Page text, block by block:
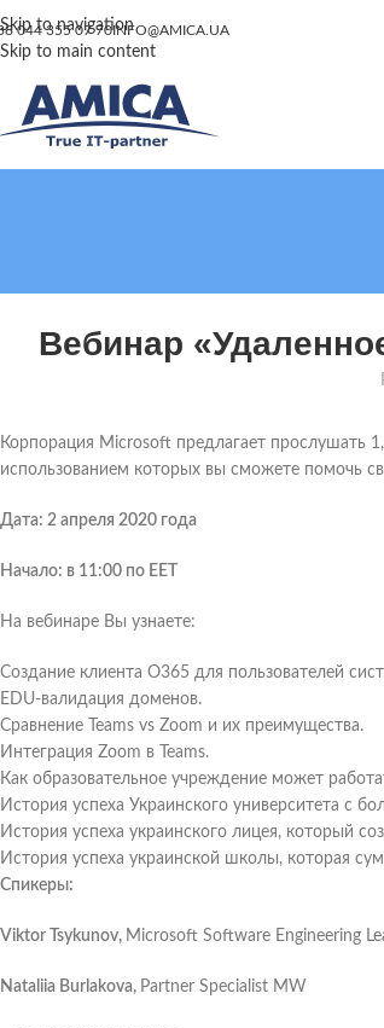
Skip to navigation
Skip to main content
044 355 07 70INFO@AMICA.UA
Вебинар
Корпорация Microsoft предлагает прослушать
использованием которых вы сможете помочь
Дата: 2 апреля 2020 года
Начало: в 11:00 по ЕЕТ
На вебинаре Вы узнаете:
Создание клиента O365 для пользователей
EDU-валидация доменов.
Сравнение Teams vs Zoom и их преимущества.
Интеграция Zoom в Teams.
Как образовательное учреждение может
История успеха Украинского университета с
История успеха украинского лицея, который
История успеха украинской школы, которая
Спикеры:
Viktor Tsykunov, Microsoft Software Engineering
Nataliia Burlakova, Partner Specialist MW